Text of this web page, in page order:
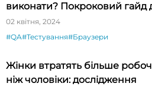
виконати? Покроковий гайд
02 квітня, 2024
#QA#Тестування#Браузери
Жінки втратять більше
ніж чоловіки: дослідження